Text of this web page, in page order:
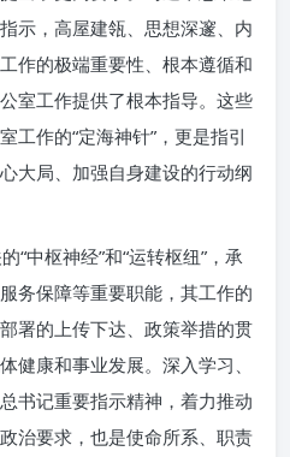
示，高屋建瓴、思想深邃、内
作的极端重要性、根本遵循和
室工作提供了根本指导。这些
工作的“定海神针”，更是指引
大局、加强自身建设的行动纲
“中枢神经”和“运转枢纽”，承
务保障等重要职能，其工作的
署的上传下达、政策举措的贯
健康和事业发展。深入学习、
书记重要指示精神，着力推动
治要求，也是使命所系、职责